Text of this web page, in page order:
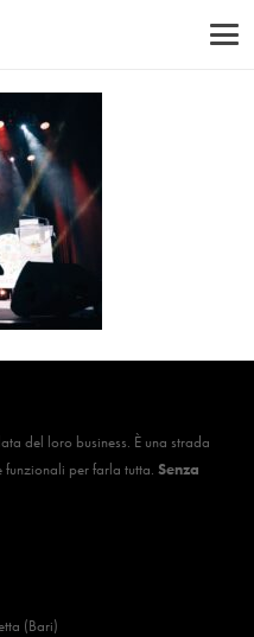
del loro business. È una strada
per farla tutta. Senza
(Bari)